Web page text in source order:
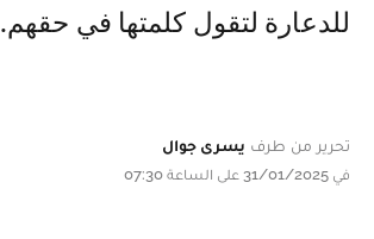
للدعارة لتقول كلمتها في حقهم.
تحرير من طرف يسرى جوال
في 31/01/2025 على الساعة 07:30